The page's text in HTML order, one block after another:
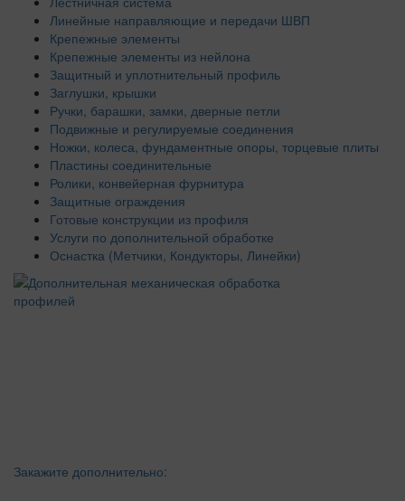
Линейные направляющие и передачи ШВП
Крепежные элементы
Крепежные элементы из нейлона
Защитный и уплотнительный профиль
Заглушки, крышки
Ручки, барашки, замки, дверные петли
Подвижные и регулируемые соединения
Ножки, колеса, фундаментные опоры, торцевые плиты
Пластины соединительные
Ролики, конвейерная фурнитура
Защитные ограждения
Готовые конструкции из профиля
Услуги по дополнительной обработке
Оснастка (Метчики, Кондукторы, Линейки)
Закажите дополнительно: